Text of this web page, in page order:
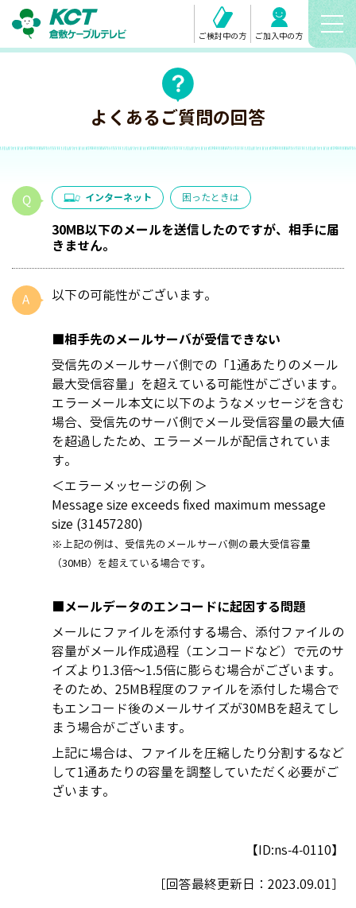
ご検討中の方 ご加入中の方
よくあるご質問の回答
インターネット 困ったときは
30MB以下のメールを送信したのですが、相手に届
きません。
以下の可能性がございます。
■相手先のメールサーバが受信できない
受信先のメールサーバ側での「1通あたりのメール
最大受信容量」を超えている可能性がございます。
エラーメール本文に以下のようなメッセージを含む
場合、受信先のサーバ側でメール受信容量の最大値
を超過したため、エラーメールが配信されていま
す。
＜エラーメッセージの例 ＞
Message size exceeds fixed maximum message
size (31457280)
※上記の例は、受信先のメールサーバ側の最大受信容量
（30MB）を超えている場合です。
■メールデータのエンコードに起因する問題
メールにファイルを添付する場合、添付ファイルの
容量がメール作成過程（エンコードなど）で元のサ
イズより1.3倍～1.5倍に膨らむ場合がございます。
そのため、25MB程度のファイルを添付した場合で
もエンコード後のメールサイズが30MBを超えてし
まう場合がございます。
上記に場合は、ファイルを圧縮したり分割するなど
して1通あたりの容量を調整していただく必要がご
ざいます。
【ID:ns-4-0110】
［回答最終更新日： 2023.09.01］